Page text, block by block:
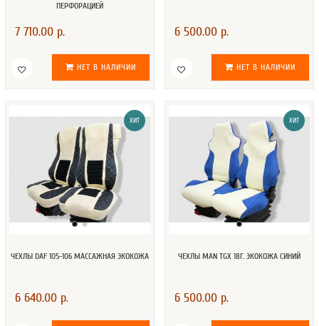
ПЕРФОРАЦИЕЙ
7 710.00 р.
НЕТ В НАЛИЧИИ
6 500.00 р.
НЕТ В НАЛИЧИИ
ХИТ
ЧЕХЛЫ DAF 105-106 МАССАЖНАЯ ЭКОКОЖА
6 640.00 р.
ХИТ
ЧЕХЛЫ MAN TGX 18Г. ЭКОКОЖА СИНИЙ
6 500.00 р.